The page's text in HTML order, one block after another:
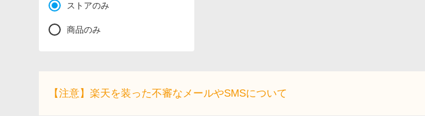
ストアのみ
商品のみ
【注意】楽天を装った不審なメールやSMSについて